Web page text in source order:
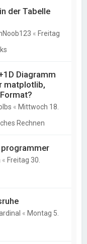
der Tabelle
« Freitag
Diagramm
matplotlib,
« Mittwoch 18.
Rechnen
« Freitag 30.
« Montag 5.